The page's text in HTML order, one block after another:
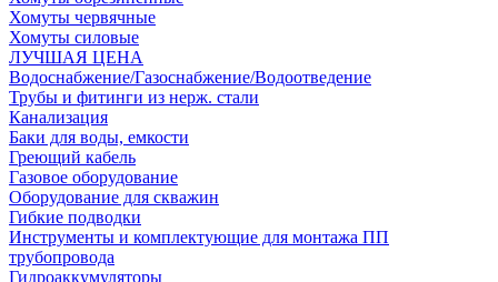
Хомуты червячные
Хомуты силовые
ЛУЧШАЯ ЦЕНА
Водоснабжение/Газоснабжение/Водоотведение
Трубы и фитинги из нерж. стали
Канализация
Баки для воды, емкости
Греющий кабель
Газовое оборудование
Оборудование для скважин
Гибкие подводки
Инструменты и комплектующие для монтажа ПП
трубопровода
Гидроаккумуляторы